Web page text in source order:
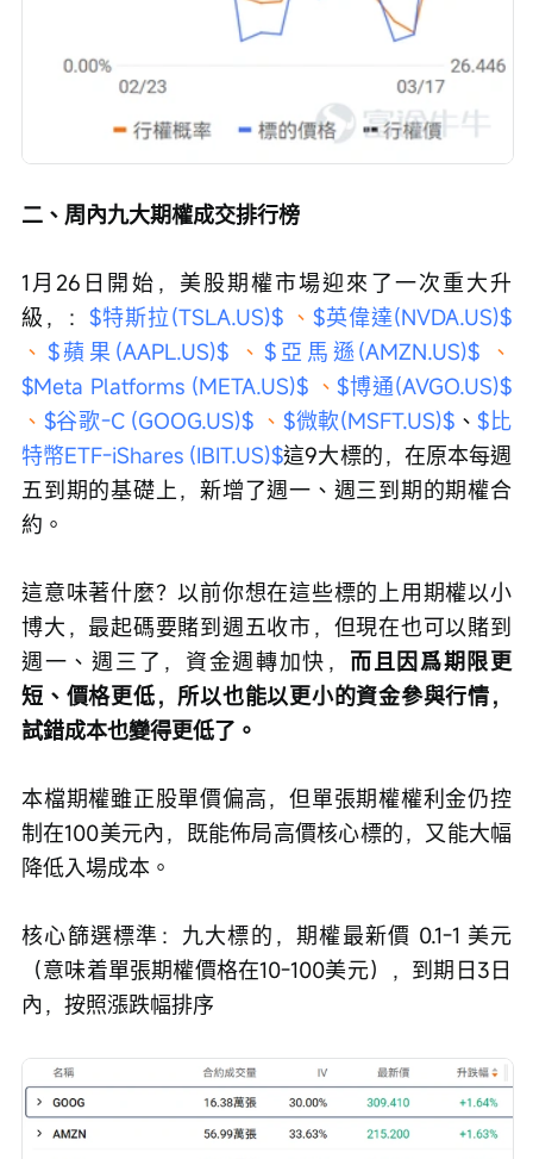
二、周內九大期權成交排行榜
1月26日開始，美股期權市場迎來了一次重大升
級，：$特斯拉(TSLA.US)$ 、 $英偉達(NVDA.US)$
、 $蘋果(AAPL.US)$ 、$亞馬遜(AMZN.US)$
、
$Meta Platforms (META.US)$ 、$博通(AVGO.US)$
、 $谷歌-C (GOOG.US)$ 、 $微軟(MSFT.US)$、$比
特幣ETF-iShares (IBIT.US)$這9大標的，在原本每週
五到期的基礎上，新增了週一、週三到期的期權合
約。
這意味著什麼？以前你想在這些標的上用期權以小
博大，最起碼要賭到週五收市，但現在也可以賭到
週一、週三了，資金週轉加快， 而且因爲期限更
短、價格更低，所以也能以更小的資金參與行情，
試錯成本也變得更低了。
本檔期權雖正股單價偏高，但單張期權權利金仍控
制在100美元內，既能佈局高價核心標的，又能大幅
降低入場成本。
核心篩選標準：九大標的，期權最新價 0.1-1 美元
（意味着單張期權價格在10-100美元），到期日3日
內，按照漲跌幅排序